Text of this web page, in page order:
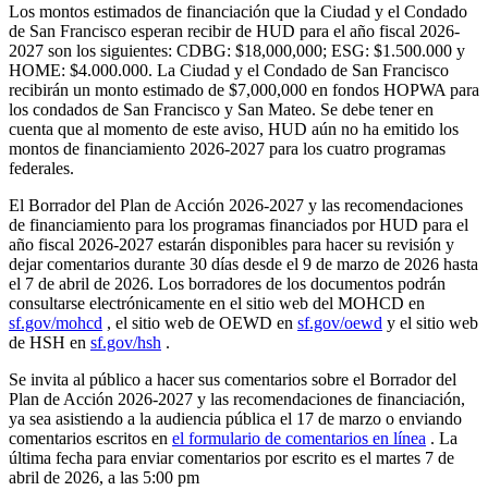
Los montos estimados de financiación que la Ciudad y el Condado
de San Francisco esperan recibir de HUD para el año fiscal 2026-
2027 son los siguientes: CDBG: $18,000,000; ESG: $1.500.000 y
HOME: $4.000.000. La Ciudad y el Condado de San Francisco
recibirán un monto estimado de $7,000,000 en fondos HOPWA para
los condados de San Francisco y San Mateo. Se debe tener en
cuenta que al momento de este aviso, HUD aún no ha emitido los
montos de financiamiento 2026-2027 para los cuatro programas
federales.
El Borrador del Plan de Acción 2026-2027 y las recomendaciones
de financiamiento para los programas financiados por HUD para el
año fiscal 2026-2027 estarán disponibles para hacer su revisión y
dejar comentarios durante 30 días desde el 9 de marzo de 2026 hasta
el 7 de abril de 2026. Los borradores de los documentos podrán
consultarse electrónicamente en el sitio web del MOHCD en
sf.gov/mohcd , el sitio web de OEWD en sf.gov/oewd y el sitio web
de HSH en sf.gov/hsh .
Se invita al público a hacer sus comentarios sobre el Borrador del
Plan de Acción 2026-2027 y las recomendaciones de financiación,
ya sea asistiendo a la audiencia pública el 17 de marzo o enviando
comentarios escritos en el formulario de comentarios en línea . La
última fecha para enviar comentarios por escrito es el martes 7 de
abril de 2026, a las 5:00 pm